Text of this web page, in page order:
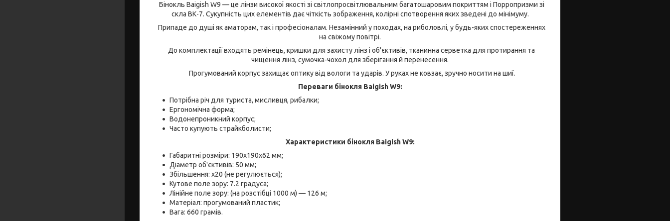
Бінокль Baigish W9 — це лінзи високої якості зі світлопросвітлювальним багатошаровим покриттям і Порропризми зі
скла ВК-7. Сукупність цих елементів дає чіткість зображення, колірні спотворення яких зведені до мінімуму.
Припаде до душі як аматорам, так і професіоналам. Незамінний у походах, на риболовлі, у будь-яких спостереженнях
на свіжому повітрі.
До комплектації входять ремінець, кришки для захисту лінз і об'єктивів, тканинна серветка для протирання та
чищення лінз, сумочка-чохол для зберігання й перенесення.
Прогумований корпус захищає оптику від вологи та ударів. У руках не ковзає, зручно носити на шиї.
Переваги бінокляBaigish W9:
Потрібна річ для туриста, мисливця, рибалки;
Ергономічна форма;
Водонепроникний корпус;
Часто купують страйкболисти;
Характеристики бінокля Baigish W9:
Габаритні розміри: 190х190х62 мм;
Діаметр об'єктивів: 50 мм;
Збільшення: x20 (не регулюється);
Кутове поле зору: 7.2 градуса;
Лінійне поле зору: (на розстібці 1000 м) — 126 м;
Матеріал: прогумований пластик;
Вага: 660 грамів.